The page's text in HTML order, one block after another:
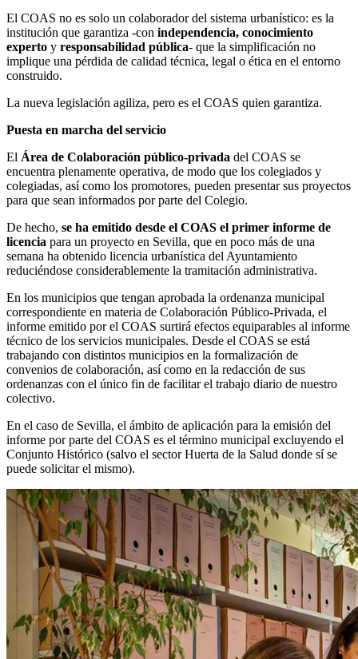
El COAS no es solo un colaborador del sistema urbanístico: es la
institución que garantiza -con independencia, conocimiento
experto y responsabilidad pública- que la simplificación no
implique una pérdida de calidad técnica, legal o ética en el entorno
construido.
La nueva legislación agiliza, pero es el COAS quien garantiza.
Puesta en marcha del servicio
El Área de Colaboración público-privada del COAS se
encuentra plenamente operativa, de modo que los colegiados y
colegiadas, así como los promotores, pueden presentar sus proyectos
para que sean informados por parte del Colegio.
De hecho, se ha emitido desde el COAS el primer informe de
licencia para un proyecto en Sevilla, que en poco más de una
semana ha obtenido licencia urbanística del Ayuntamiento
reduciéndose considerablemente la tramitación administrativa.
En los municipios que tengan aprobada la ordenanza municipal
correspondiente en materia de Colaboración Público-Privada, el
informe emitido por el COAS surtirá efectos equiparables al informe
técnico de los servicios municipales. Desde el COAS se está
trabajando con distintos municipios en la formalización de
convenios de colaboración, así como en la redacción de sus
ordenanzas con el único fin de facilitar el trabajo diario de nuestro
colectivo.
En el caso de Sevilla, el ámbito de aplicación para la emisión del
informe por parte del COAS es el término municipal excluyendo el
Conjunto Histórico (salvo el sector Huerta de la Salud donde sí se
puede solicitar el mismo).